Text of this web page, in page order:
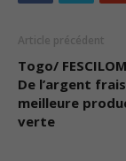
Article précédent
Togo/
De l’argent
meilleure
verte